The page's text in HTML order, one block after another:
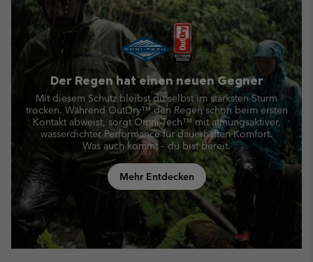
Der Regen hat einen neuen Gegner
Mit diesem Schutz bleibst du selbst im stärksten Sturm
trocken. Während OutDry™ den Regen schon beim ersten
Kontakt abweist, sorgt Omni-Tech™ mit atmungsaktiver,
wasserdichter Performance für dauerhaften Komfort.
Was auch kommt – du bist bereit.
Mehr Entdecken